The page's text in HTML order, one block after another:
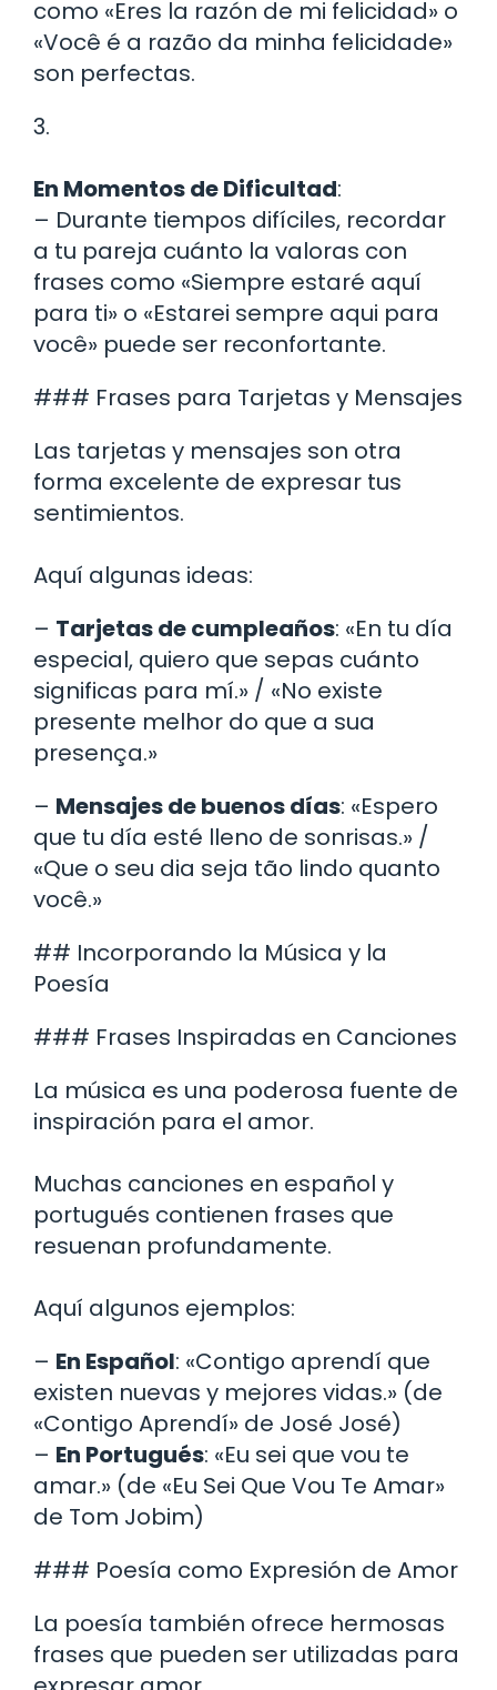
como «Eres la razón de mi felicidad» o
«Você é a razão da minha felicidade»
son perfectas.
3.
En Momentos de Dificultad:
– Durante tiempos difíciles, recordar
a tu pareja cuánto la valoras con
frases como «Siempre estaré aquí
para ti» o «Estarei sempre aqui para
você» puede ser reconfortante.
### Frases para Tarjetas y Mensajes
Las tarjetas y mensajes son otra
forma excelente de expresar tus
sentimientos.
Aquí algunas ideas:
– Tarjetas de cumpleaños: «En tu día
especial, quiero que sepas cuánto
significas para mí.» / «No existe
presente melhor do que a sua
presença.»
– Mensajes de buenos días: «Espero
que tu día esté lleno de sonrisas.» /
«Que o seu dia seja tão lindo quanto
você.»
## Incorporando la Música y la
Poesía
### Frases Inspiradas en Canciones
La música es una poderosa fuente de
inspiración para el amor.
Muchas canciones en español y
portugués contienen frases que
resuenan profundamente.
Aquí algunos ejemplos:
– En Español: «Contigo aprendí que
existen nuevas y mejores vidas.» (de
«Contigo Aprendí» de José José)
– En Portugués: «Eu sei que vou te
amar.» (de «Eu Sei Que Vou Te Amar»
de Tom Jobim)
### Poesía como Expresión de Amor
La poesía también ofrece hermosas
frases que pueden ser utilizadas para